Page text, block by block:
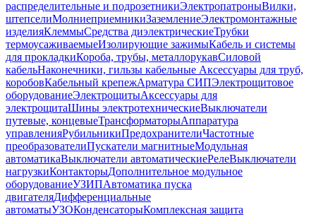
распределительные и подрозетникиЭлектропатроныВилки,
штепселиМолниеприемникиЗаземлениеЭлектромонтажные
изделияКлеммыСредства диэлектрическиеТрубки
термоусаживаемыеИзолирующие зажимыКабель и системы
для прокладкиКороба, трубы, металлорукавСиловой
кабельНаконечники, гильзы кабельные Аксессуары для труб,
коробовКабельный крепежАрматура СИПЭлектрощитовое
оборудованиеЭлектрощитыАксессуары для
электрощитаШины электротехническиеВыключатели
путевые, концевыеТрансформаторыАппаратура
управленияРубильникиПредохранителиЧастотные
преобразователиПускатели магнитныеМодульная
автоматикаВыключатели автоматическиеРелеВыключатели
нагрузкиКонтакторыДополнительное модульное
оборудованиеУЗИПАвтоматика пуска
двигателяДифференциальные
автоматыУЗОКонденсаторыКомплексная защита